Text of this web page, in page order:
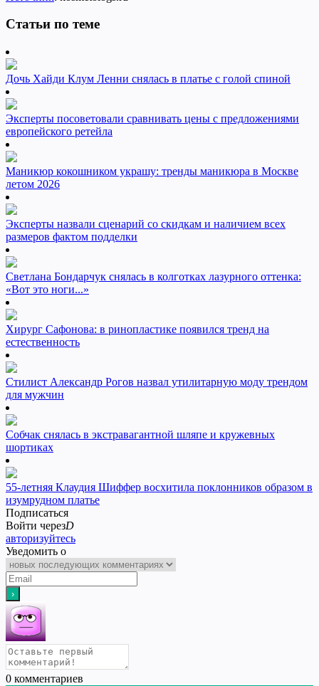
Статьи по теме
Дочь Хайди Клум Ленни снялась в платье с голой спиной
Эксперты посоветовали сравнивать цены с предложениями
европейского ретейла
Маникюр кокошником украшу: тренды маникюра в Москве
летом 2026
Эксперты назвали сценарий со скидкам и наличием всех
размеров фактом подделки
Светлана Бондарчук снялась в колготках лазурного оттенка:
«Вот это ноги...»
Хирург Сафонова: в ринопластике появился тренд на
естественность
Стилист Александр Рогов назвал утилитарную моду трендом
для мужчин
Собчак снялась в экстравагантной шляпе и кружевных
шортиках
55-летняя Клаудия Шиффер восхитила поклонников образом в
изумрудном платье
Подписаться
Войти черезD
авторизуйтесь
Уведомить о
0 комментариев